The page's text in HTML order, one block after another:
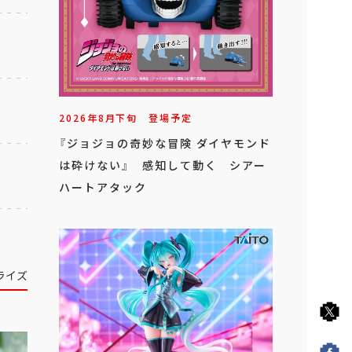
イズ
2026年8月下旬 登場予定
『ジョジョの奇妙な冒険 ダイヤモンド
は砕けない』 感知して動く シアー
ハートアタック